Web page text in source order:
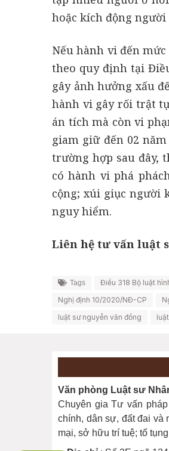
hoặc kích động
Nếu hành vi đến
theo quy định tại
gây ảnh hưởng xấu
hành vi gây rối trật
án tích mà còn vi
giam giữ đến 02
trường hợp sau đây,
có hành vi phá
cộng; xúi giục người
nguy hiểm.
Liên hệ tư vấn luật
Tags Điều 318 Bộ luật
Nghị định 10/2020/NĐ-CP
luật sư nguyễn văn đồng
Văn phòng Luật sư
Chuyên gia Tư vấn
chính, dân sự, đất đai và
mại, sở hữu trí tuệ; tố